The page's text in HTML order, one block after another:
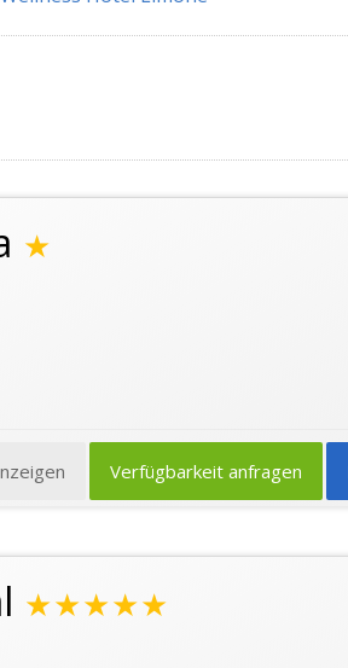
★
Verfügbarkeit anfragen
★★★★★